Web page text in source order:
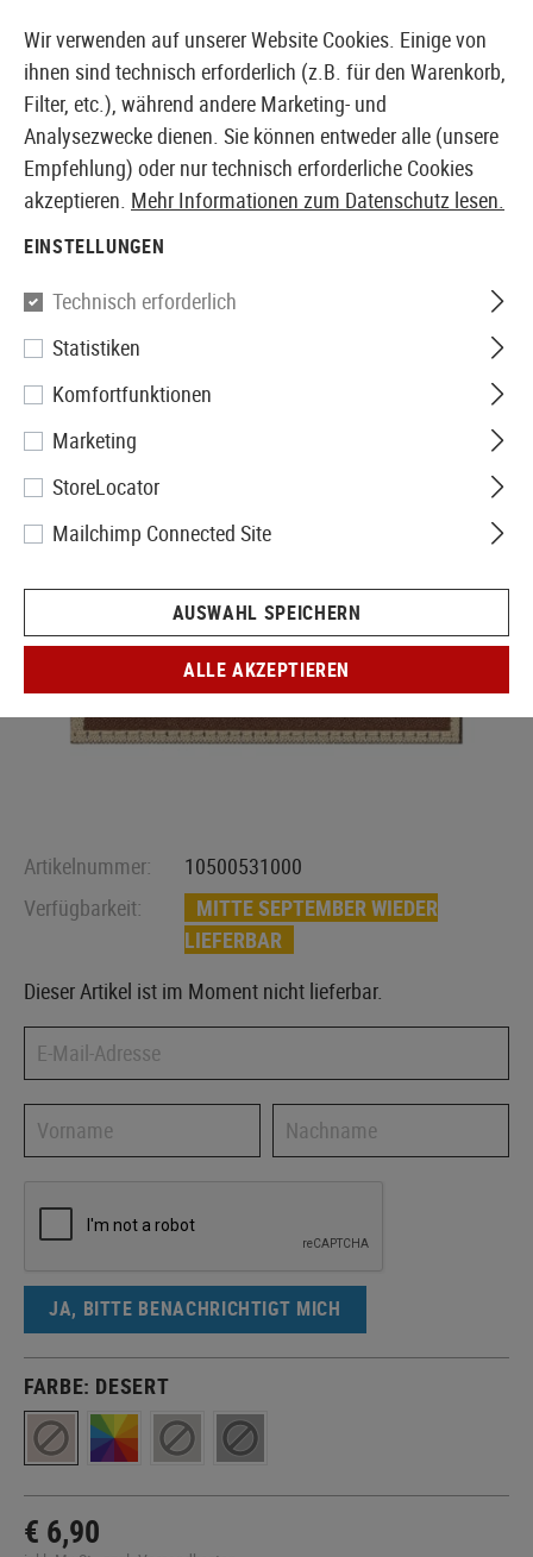
EUROPÄISCHER AIRSOFT SHOP & GROßHÄNDLER
Clawgear
USA Flag Patch
Artikelnummer:
10500531000
Verfügbarkeit:
MITTE SEPTEMBER WIEDER
LIEFERBAR
Dieser Artikel ist im Moment nicht lieferbar.
JA, BITTE BENACHRICHTIGT MICH
FARBE: DESERT
€ 6,90
Wir verwenden auf unserer Website Cookies. Einige von
ihnen sind technisch erforderlich (z.B. für den Warenkorb,
Filter, etc.), während andere Marketing- und
Analysezwecke dienen. Sie können entweder alle (unsere
Empfehlung) oder nur technisch erforderliche Cookies
akzeptieren. Mehr Informationen zum Datenschutz lesen.
EINSTELLUNGEN
Technisch erforderlich
Statistiken
Komfortfunktionen
Marketing
StoreLocator
Mailchimp Connected Site
AUSWAHL SPEICHERN
ALLE AKZEPTIEREN